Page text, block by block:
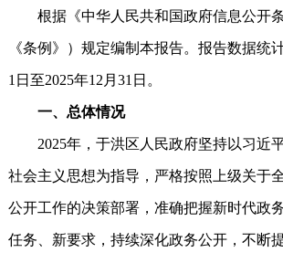
根据《中华人民共和国政府信息公开
《条例》）规定编制本报告。报告数据统
1日至2025年12月31日。
一、总体情况
2025年，于洪区人民政府坚持以习近
社会主义思想为指导，严格按照上级关于
公开工作的决策部署，准确把握新时代政
任务、新要求，持续深化政务公开，不断